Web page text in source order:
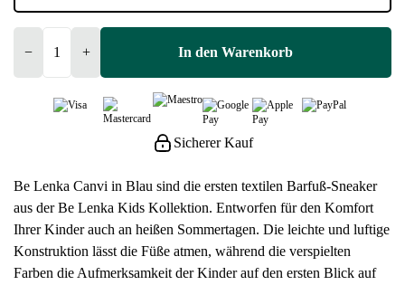
Be Lenka Canvi in Blau sind die ersten textilen Barfuß-Sneaker
aus der Be Lenka Kids Kollektion. Entworfen für den Komfort
Ihrer Kinder auch an heißen Sommertagen. Die leichte und luftige
Konstruktion lässt die Füße atmen, während die verspielten
Farben die Aufmerksamkeit der Kinder auf den ersten Blick auf
− + In den Warenkorb
Sicherer Kauf